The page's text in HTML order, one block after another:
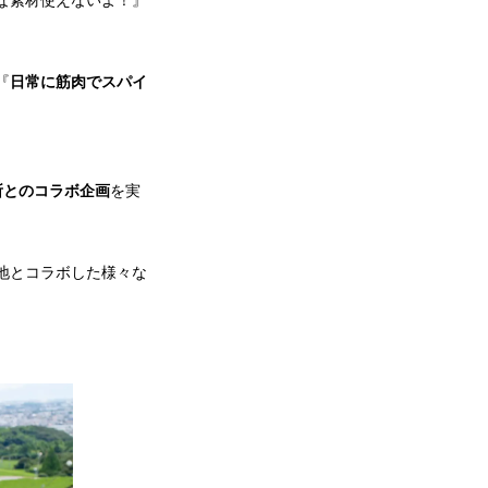
日常に筋肉でスパイ
のコラボ企画を実
とコラボした様々な